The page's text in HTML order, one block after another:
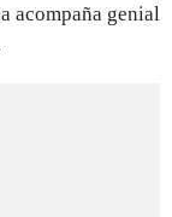
acompaña genial